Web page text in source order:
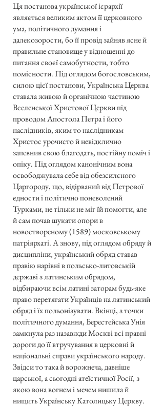
Ця постанова української ієрархії
являється великим актом її церковного
ума, політичного думання і
далекозорости, бо її провід зайняв ясне й
правильне становище у відношенні до
питання своєї самобутности, тобто
помісности. Під оглядом богословським,
силою цієї постанови, Українська Церква
ставала живою й органічною частиною
Вселенської Христової Церкви під
проводом Апостола Петра і його
наслідників, яким то наслідникам
Христос урочисто й невідклично
запевнив свою благодать, постійну поміч і
опіку. Під оглядом канонічним вона
освободжувала себе від обезсилєного
Царгороду, що, відірваний від Петрової
єдности і політично поневолений
Турками, не тільки не міг їй помогти, але
й сам почав шукати опори в
новоствореному (1589) московському
патріярхаті. А знову, під оглядом обряду й
дисципліни, український обряд ставав
правію нарівні в польсько-литовській
державі з латинським обрядом,
відбираючи всім латині заторам будь-яке
право перетягати Українців на латинський
обряд і їх польонізувати. Вкінці, з точки
політичного думання, Берестейська Унія
замкнула раз назавжди Москві всі правні
дороги до її втручування в церковні й
національні справи українського народу.
Звідси то така й ворожнеча, давніше
царської, а сьогодні атеїстичної Росії, з
якою вона вогнем і мечем нишила й
нищить Українську Католицьку Церкву.